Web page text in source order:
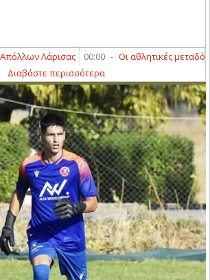
Λάρισας 00:00 - Οι αθλητικές μεταδόσεις
Διαβάστε περισσότερα